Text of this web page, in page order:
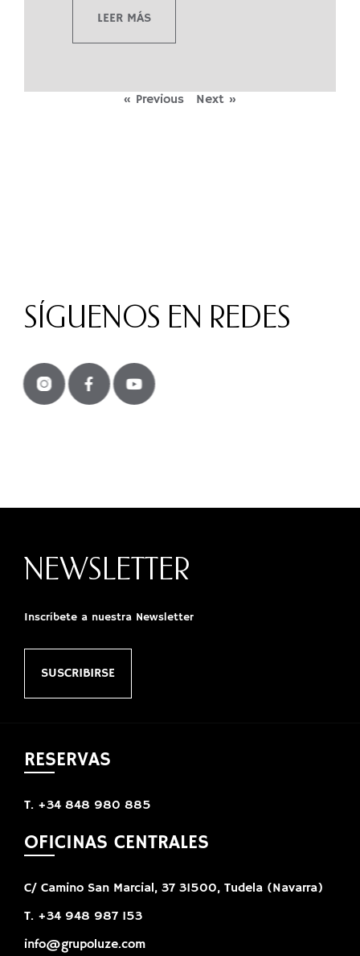
LEER MÁS
« Previous Next »
SÍGUENOS EN REDES
NEWSLETTER
Inscríbete a nuestra Newsletter
SUSCRIBIRSE
RESERVAS
T. +34 848 980 885
OFICINAS CENTRALES
C/ Camino San Marcial, 37 31500, Tudela (Navarra)
T. +34 948 987 153
info@grupoluze.com